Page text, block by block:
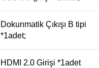
Dokunmatik Çıkışı B tipi
*1adet;
HDMI 2.0 Girişi *1adet